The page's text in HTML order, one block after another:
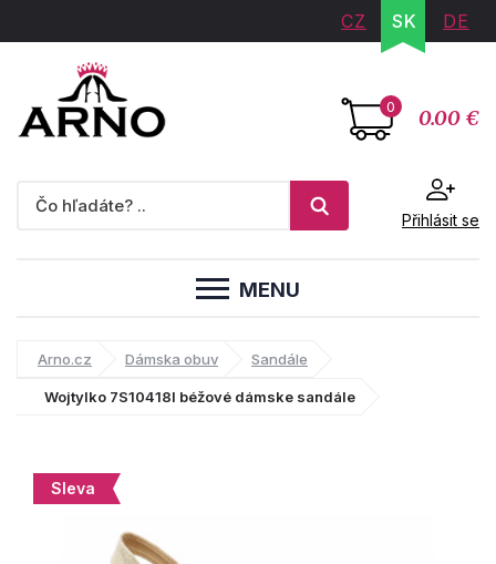
CZ SK DE
0 0.00 €
Přihlásit se
MENU
Arno.cz Dámska obuv Sandále
Wojtylko 7S10418I béžové dámske sandále
Sleva